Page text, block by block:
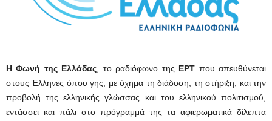
Η Φωνή της Ελλάδας , το ραδιόφωνο της ΕΡΤ που απευθύνεται
στους Έλληνες όπου γης, με όχημα τη διάδοση, τη στήριξη, και την
προβολή της ελληνικής γλώσσας και του ελληνικού πολιτισμού,
εντάσσει και πάλι στο πρόγραμμά της τα αφιερωματικά δίλεπτα